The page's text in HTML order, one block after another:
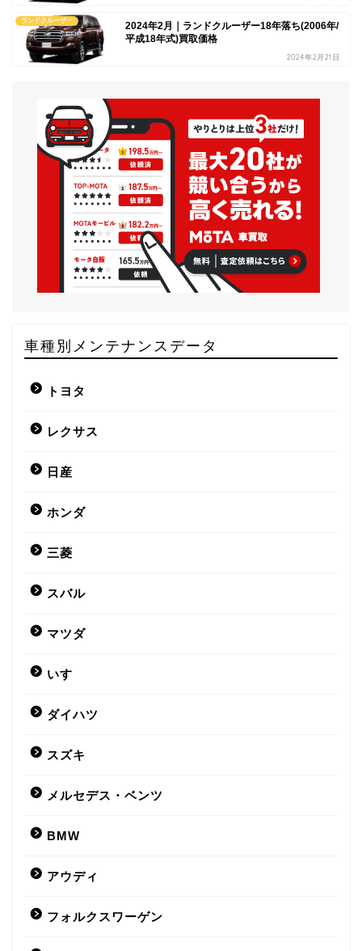
ランドクルーザー
2024年2月｜ランドクルーザー18年落ち(2006年/
平成18年式)買取価格
2024年2月21日
車種別メンテナンスデータ
トヨタ
レクサス
日産
ホンダ
三菱
スバル
マツダ
いすゞ
ダイハツ
スズキ
メルセデス・ベンツ
BMW
アウディ
フォルクスワーゲン